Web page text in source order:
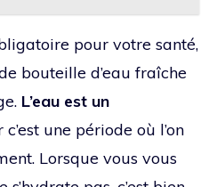
pour votre santé,
bouteille d’eau fraîche
L’eau est un
c’est une période où l’on
Lorsque vous vous